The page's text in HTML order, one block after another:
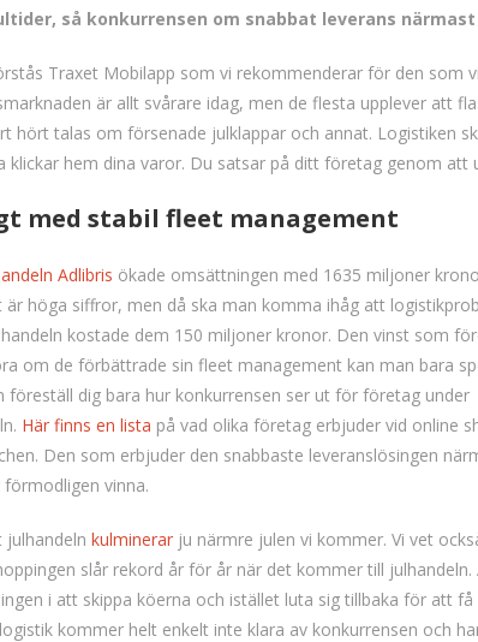
så konkurrensen om snabbat leverans
Traxet Mobilapp som vi rekommenderar för den som
är allt svårare idag, men de flesta upplever att
hört talas om försenade julklappar och annat. Logistiken
klickar hem dina varor. Du satsar på ditt företag genom att
med stabil fleet management
Adlibris ökade omsättningen med 1635 miljoner
är höga siffror, men då ska man komma ihåg att
kostade dem 150 miljoner kronor. Den vinst som
om de förbättrade sin fleet management kan man bara
föreställ dig bara hur konkurrensen ser ut för företag under
Här finns en lista på vad olika företag erbjuder vid online
Den som erbjuder den snabbaste leveranslösingen
vinna.
julhandeln kulminerar ju närmre julen vi kommer. Vi vet
slår rekord år för år när det kommer till julhandeln.
i att skippa köerna och istället luta sig tillbaka för att
kommer helt enkelt inte klara av konkurrensen och